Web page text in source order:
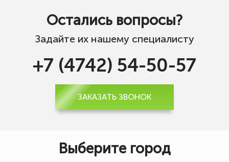
Остались вопросы?
Задайте их нашему специалисту
+7 (4742) 54-50-57
ЗАКАЗАТЬ ЗВОНОК
Выберите город